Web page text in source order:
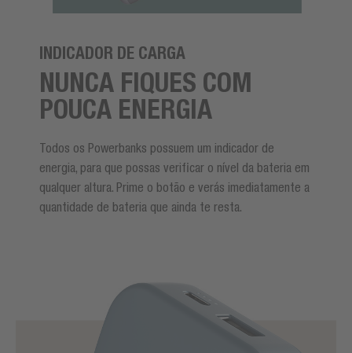
INDICADOR DE CARGA
NUNCA FIQUES COM
POUCA ENERGIA
Todos os Powerbanks possuem um indicador de
energia, para que possas verificar o nível da bateria em
qualquer altura. Prime o botão e verás imediatamente a
quantidade de bateria que ainda te resta.